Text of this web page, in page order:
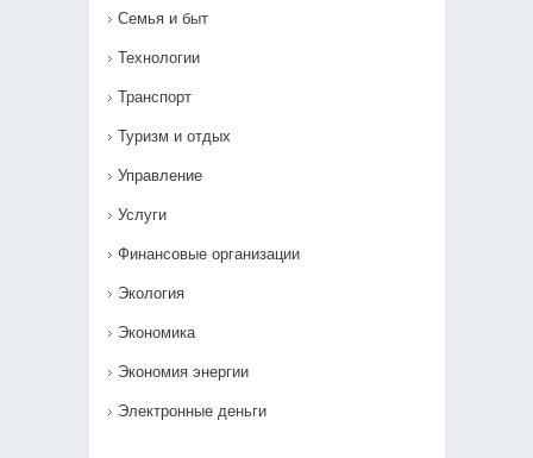
Семья и быт
Технологии
Транспорт
Туризм и отдых
Управление
Услуги
Финансовые организации
Экология
Экономика
Экономия энергии
Электронные деньги